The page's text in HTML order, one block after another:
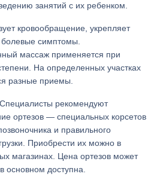
занятий с их ребенком.
кровообращение, укрепляет
симптомы.
массаж применяется при
На определенных участках
разные приемы.
Специалисты рекомендуют
ортезов — специальных корсетов
и правильного
Приобрести их можно в
магазинах. Цена ортезов может
основном доступна.